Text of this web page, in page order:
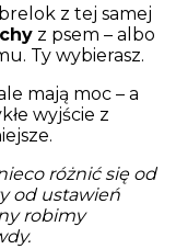
z tej samej
z psem – albo
Ty wybierasz.
mają moc – a
wyjście z
różnić się od
od ustawień
robimy